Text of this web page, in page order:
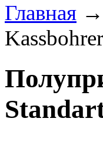
Главная →